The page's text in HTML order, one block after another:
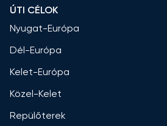
ÚTI CÉLOK
Nyugat-Európa
Dél-Európa
Kelet-Európa
Közel-Kelet
Repülőterek